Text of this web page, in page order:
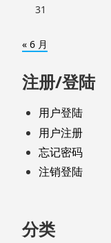
31
« 6 月
注册/登陆
用户登陆
用户注册
忘记密码
注销登陆
分类